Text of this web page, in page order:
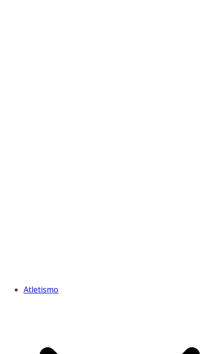
Atletismo